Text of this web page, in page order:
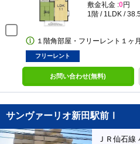
敷金礼金 :0円
1階 / 1LDK /
１階角部屋・フリーレント１ヶ
フリーレント
お問い合わせ(無料)
サンヴァーリオ新田駅前Ⅰ
ＪＲ仙石線